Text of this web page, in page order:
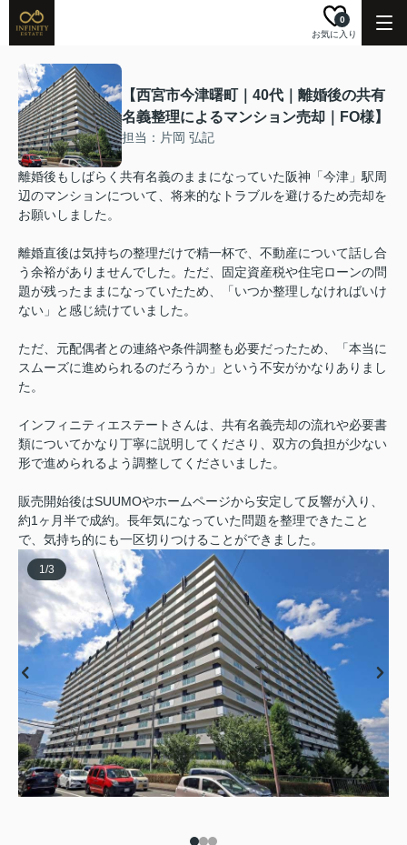
お気に入り
0
【西宮市今津曙町｜40代｜離婚後の共有
名義整理によるマンション売却｜FO様】
担当：片岡 弘記
離婚後もしばらく共有名義のままになっていた阪神「今津」駅周
辺のマンションについて、将来的なトラブルを避けるため売却を
お願いしました。
離婚直後は気持ちの整理だけで精一杯で、不動産について話し合
う余裕がありませんでした。ただ、固定資産税や住宅ローンの問
題が残ったままになっていたため、「いつか整理しなければいけ
ない」と感じ続けていました。
ただ、元配偶者との連絡や条件調整も必要だったため、「本当に
スムーズに進められるのだろうか」という不安がかなりありまし
た。
インフィニティエステートさんは、共有名義売却の流れや必要書
類についてかなり丁寧に説明してくださり、双方の負担が少ない
形で進められるよう調整してくださいました。
販売開始後はSUUMOやホームページから安定して反響が入り、
約1ヶ月半で成約。長年気になっていた問題を整理できたこと
で、気持ち的にも一区切りつけることができました。
1/3